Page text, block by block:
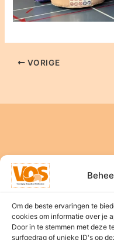
Om de beste ervaringen te
cookies om informatie over je
Door in te stemmen met deze
surfgedrag of unieke ID's op
VORIGE